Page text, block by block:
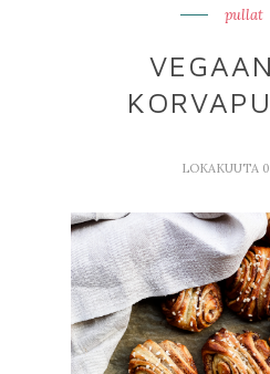
pullat
LOKAKUUTA